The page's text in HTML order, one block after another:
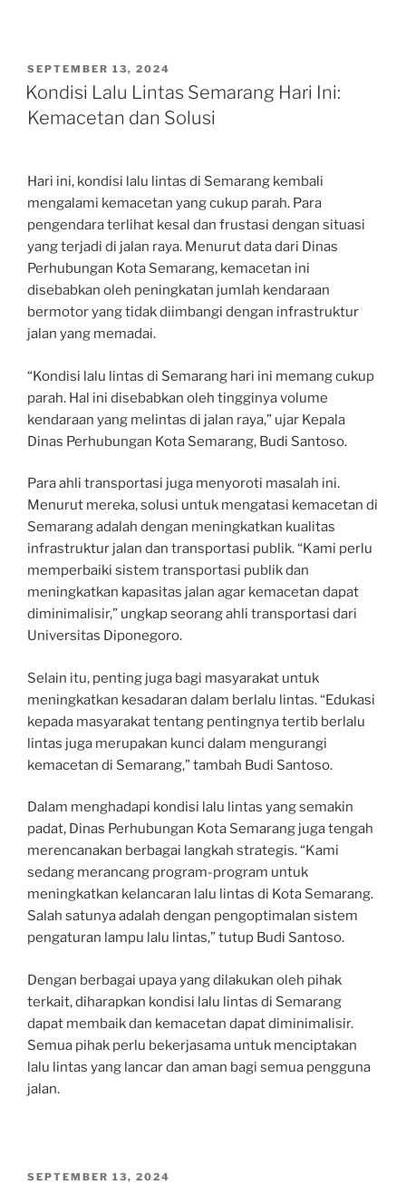
POSTED
ON
SEPTEMBER 13, 2024
Kondisi Lalu Lintas Semarang Hari Ini:
Kemacetan dan Solusi
Hari ini, kondisi lalu lintas di Semarang kembali
mengalami kemacetan yang cukup parah. Para
pengendara terlihat kesal dan frustasi dengan situasi
yang terjadi di jalan raya. Menurut data dari Dinas
Perhubungan Kota Semarang, kemacetan ini
disebabkan oleh peningkatan jumlah kendaraan
bermotor yang tidak diimbangi dengan infrastruktur
jalan yang memadai.
“Kondisi lalu lintas di Semarang hari ini memang cukup
parah. Hal ini disebabkan oleh tingginya volume
kendaraan yang melintas di jalan raya,” ujar Kepala
Dinas Perhubungan Kota Semarang, Budi Santoso.
Para ahli transportasi juga menyoroti masalah ini.
Menurut mereka, solusi untuk mengatasi kemacetan di
Semarang adalah dengan meningkatkan kualitas
infrastruktur jalan dan transportasi publik. “Kami perlu
memperbaiki sistem transportasi publik dan
meningkatkan kapasitas jalan agar kemacetan dapat
diminimalisir,” ungkap seorang ahli transportasi dari
Universitas Diponegoro.
Selain itu, penting juga bagi masyarakat untuk
meningkatkan kesadaran dalam berlalu lintas. “Edukasi
kepada masyarakat tentang pentingnya tertib berlalu
lintas juga merupakan kunci dalam mengurangi
kemacetan di Semarang,” tambah Budi Santoso.
Dalam menghadapi kondisi lalu lintas yang semakin
padat, Dinas Perhubungan Kota Semarang juga tengah
merencanakan berbagai langkah strategis. “Kami
sedang merancang program-program untuk
meningkatkan kelancaran lalu lintas di Kota Semarang.
Salah satunya adalah dengan pengoptimalan sistem
pengaturan lampu lalu lintas,” tutup Budi Santoso.
Dengan berbagai upaya yang dilakukan oleh pihak
terkait, diharapkan kondisi lalu lintas di Semarang
dapat membaik dan kemacetan dapat diminimalisir.
Semua pihak perlu bekerjasama untuk menciptakan
lalu lintas yang lancar dan aman bagi semua pengguna
jalan.
POSTED
SEPTEMBER 13, 2024